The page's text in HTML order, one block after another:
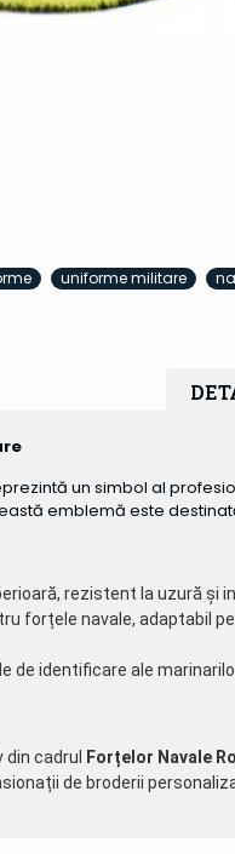
uniforme militare
un simbol al
emblemă este
rezistent la uzură
forțele navale, adaptabil
de identificare ale
cadrul Forțelor Navale
de broderii